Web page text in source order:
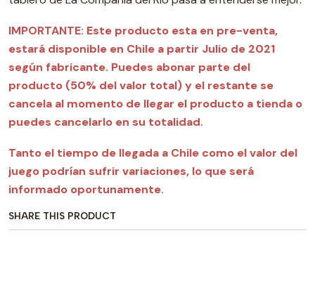
IMPORTANTE: Este producto esta en pre-venta,
estará disponible en Chile a partir Julio de 2021
según fabricante. Puedes abonar parte del
producto (50% del valor total) y el restante se
cancela al momento de llegar el producto a tienda o
puedes cancelarlo en su totalidad.
Tanto el tiempo de llegada a Chile como el valor del
juego podrían sufrir variaciones, lo que será
informado oportunamente.
SHARE THIS PRODUCT